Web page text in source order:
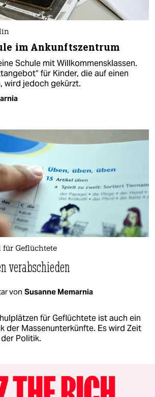
im Ankunftszentrum
Schule mit Willkommensklassen.
für Kinder, die auf einen
wird jedoch gekürzt.
Geflüchtete
verabschieden
von Susanne Memarnia
für Geflüchtete ist auch ein
der Massenunterkünfte. Es wird Zeit
Politik.